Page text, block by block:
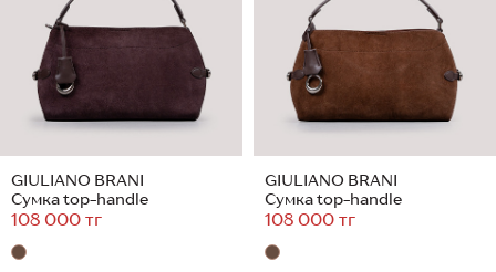
GIULIANO BRANI
Сумка top-handle
108 000 тг
GIULIANO BRANI
Сумка top-handle
108 000 тг